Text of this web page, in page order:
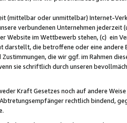
(mittelbar oder unmittelbar) Internet-
verbundenen Unternehmen
im Wettbewerb stehen, (c) ein
darstellt, die betroffene oder eine andere
die wir ggf. im Rahmen
sie schriftlich durch unseren
Kraft Gesetzes noch auf andere
rechtlich bindend,